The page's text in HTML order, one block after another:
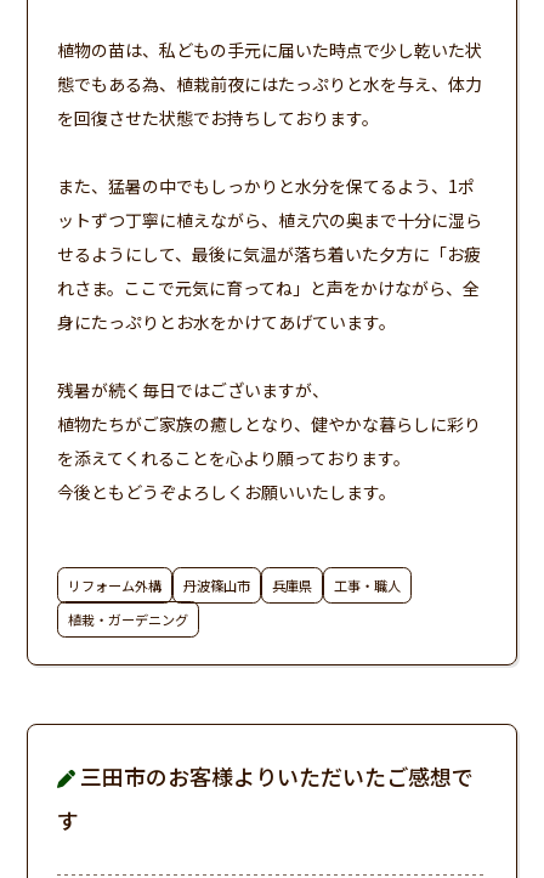
植物の苗は、私どもの手元に届いた時点で少し乾いた状
態でもある為、植栽前夜にはたっぷりと水を与え、体力
を回復させた状態でお持ちしております。
また、猛暑の中でもしっかりと水分を保てるよう、1ポ
ットずつ丁寧に植えながら、植え穴の奥まで十分に湿ら
せるようにして、最後に気温が落ち着いた夕方に「お疲
れさま。ここで元気に育ってね」と声をかけながら、全
身にたっぷりとお水をかけてあげています。
残暑が続く毎日ではございますが、
植物たちがご家族の癒しとなり、健やかな暮らしに彩り
を添えてくれることを心より願っております。
今後ともどうぞよろしくお願いいたします。
リフォーム外構 丹波篠山市 兵庫県
工事・職人
植栽・ガーデニング
三田市のお客様よりいただいたご感想で
す